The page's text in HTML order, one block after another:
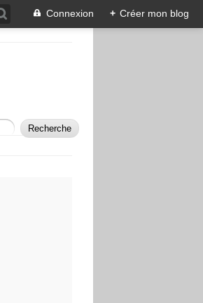
Connexion + Créer mon blog